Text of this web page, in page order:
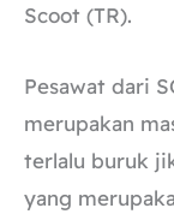
Scoot (TR).
Pesawat dari
merupakan
terlalu buruk
yang